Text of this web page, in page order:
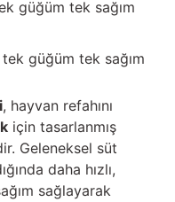
güğüm tek sağım
tek güğüm tek sağım
, hayvan refahını
için tasarlanmış
Geleneksel süt
daha hızlı,
sağlayarak